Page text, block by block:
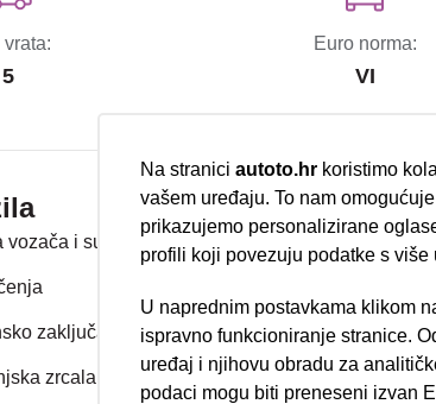
vrata:
5
Euro norma:
VI
i suvozača
zaključavanje
zrcala
lokacija -
Na stranici autoto.hr koristimo
vašem uređaju. To nam
prikazujemo personalizirane
profili koji povezuju podatke s
U naprednim postavkama klikom
ispravno funkcioniranje stranice.
uređaj i njihovu obradu za
podaci mogu biti preneseni izvan